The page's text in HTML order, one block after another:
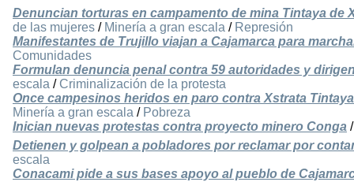
Denuncian torturas en campamento de mina Tintaya de
de las mujeres / Minería a gran escala / Represión
Manifestantes de Trujillo viajan a Cajamarca para
Comunidades
Formulan denuncia penal contra 59 autoridades y
escala / Criminalización de la protesta
Once campesinos heridos en paro contra Xstrata
Minería a gran escala / Pobreza
Inician nuevas protestas contra proyecto minero Conga
Detienen y golpean a pobladores por reclamar por
escala
Conacami pide a sus bases apoyo al pueblo de